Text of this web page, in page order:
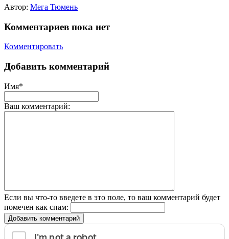
Автор: Мега Тюмень
Комментариев пока нет
Комментировать
Добавить комментарий
Имя*
Ваш комментарий:
Если вы что-то введете в это поле, то ваш комментарий будет
помечен как спам:
Добавить комментарий